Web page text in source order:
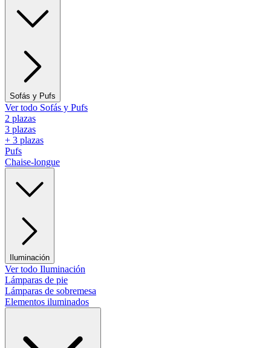
Sofás y Pufs
Ver todo Sofás y Pufs
2 plazas
3 plazas
+ 3 plazas
Pufs
Chaise-longue
Iluminación
Ver todo Iluminación
Lámparas de pie
Lámparas de sobremesa
Elementos iluminados